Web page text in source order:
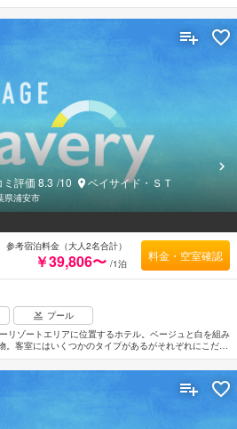
泉や南国の木々に囲まれた露天風呂があり心身ともにリ
トまで約4.5km。最寄の空港は羽田空港。
プール
リゾートエリアに位置するホテル。ベージュと白を組み
。客室にはいくつかのタイプがあるがそれぞれにこだわ
ークなのはホテルオリジナルの童話をもとに作られたハ
れるとまるでおとぎ話の中に迷い込んだようなファン
ミ評価8.3 /10 ベイサイド・ＳＴ
県浦安市
参考宿泊料金（大人2名合計）
￥39,806〜 /1泊
料金・空室確認